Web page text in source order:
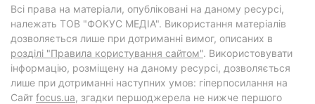
Всі права на матеріали, опубліковані на даному ресурсі,
належать ТОВ "ФОКУС МЕДІА". Використання матеріалів
дозволяється лише при дотриманні вимог, описаних в
розділі "Правила користування сайтом". Використовувати
інформацію, розміщену на даному ресурсі, дозволяється
лише при дотриманні наступних умов: гіперпосилання на
Cайт focus.ua, згадки першоджерела не нижче першого